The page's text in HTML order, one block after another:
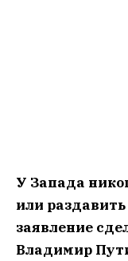
У Запада
или
заявление
Владимир